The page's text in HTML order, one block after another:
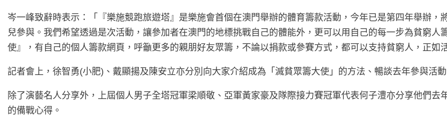
岑一峰致辭時表示：「『樂施競跑旅遊塔』是樂施會首個在澳門舉辦的體育籌款活動，今年已是第四年舉辦
兒參與。我們希望透過是次活動，讓參加者在澳門的地標挑戰自己的體能外，更可以用自己的每一步為貧窮
使』，有自己的個人籌款網頁，呼籲更多的親朋好友眾籌，不論以捐款或參賽方式，都可以支持貧窮人，正如活
記者會上，徐智勇(小肥)、戴顯揚及陳安立亦分別向大家介紹成為「滅貧眾籌大使」的方法、暢談去年參與活
除了演藝名人分享外，上屆個人男子全塔冠軍梁順敬、亞軍黃家豪及隊際接力賽冠軍代表何子澧亦分享他們
的備戰心得。